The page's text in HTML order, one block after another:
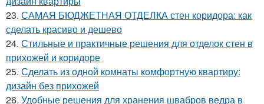
23. САМАЯ БЮДЖЕТНАЯ ОТДЕЛКА стен коридора: как
сделать красиво и дешево
24. Стильные и практичные решения для отделок стен в
прихожей и коридоре
25. Сделать из одной комнаты комфортную квартиру:
дизайн без прихожей
26. Удобные решения для хранения швабров ведра в